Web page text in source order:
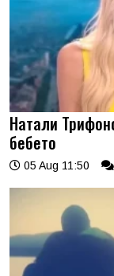
Натали
бебето
05 Aug 11:50